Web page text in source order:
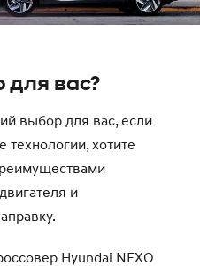
для вас?
выбор для вас, если
хотите
и
Hyundai NEXO